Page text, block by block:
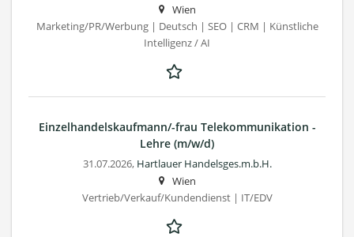
Wien
Marketing/PR/Werbung | Deutsch | SEO | CRM | Künstliche
Intelligenz / AI
Einzelhandelskaufmann/-frau Telekommunikation -
Lehre (m/w/d)
31.07.2026, Hartlauer Handelsges.m.b.H.
Wien
Vertrieb/Verkauf/Kundendienst | IT/EDV